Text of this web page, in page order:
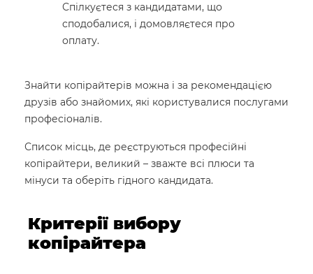
Спілкуєтеся з кандидатами, що
сподобалися, і домовляєтеся про
оплату.
Знайти копірайтерів можна і за рекомендацією
друзів або знайомих, які користувалися послугами
професіоналів.
Список місць, де реєструються професійні
копірайтери, великий – зважте всі плюси та
мінуси та оберіть гідного кандидата.
Критерії вибору
копірайтера